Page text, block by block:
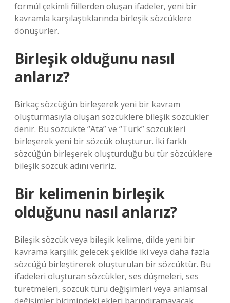
formül çekimli fiillerden oluşan ifadeler, yeni bir
kavramla karşılaştıklarında birleşik sözcüklere
dönüşürler.
Birleşik olduğunu nasıl
anlarız?
Birkaç sözcüğün birleşerek yeni bir kavram
oluşturmasıyla oluşan sözcüklere bileşik sözcükler
denir. Bu sözcükte “Ata” ve “Türk” sözcükleri
birleşerek yeni bir sözcük oluşturur. İki farklı
sözcüğün birleşerek oluşturduğu bu tür sözcüklere
bileşik sözcük adını veririz.
Bir kelimenin birleşik
olduğunu nasıl anlarız?
Bileşik sözcük veya bileşik kelime, dilde yeni bir
kavrama karşılık gelecek şekilde iki veya daha fazla
sözcüğü birleştirerek oluşturulan bir sözcüktür. Bu
ifadeleri oluşturan sözcükler, ses düşmeleri, ses
türetmeleri, sözcük türü değişimleri veya anlamsal